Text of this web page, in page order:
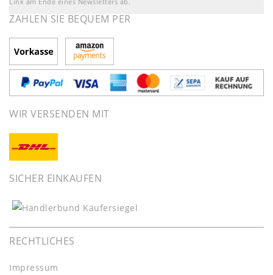
ZAHLEN SIE BEQUEM PER
WIR VERSENDEN MIT
SICHER EINKAUFEN
RECHTLICHES
Impressum